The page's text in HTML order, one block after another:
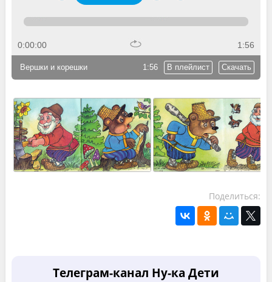
0:00:00 1:56
1:56 В плейлист Скачать
Вершки и корешки
Поделиться:
Телеграм-канал Ну-ка Дети